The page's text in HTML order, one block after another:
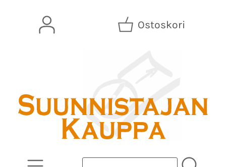
Ostoskori